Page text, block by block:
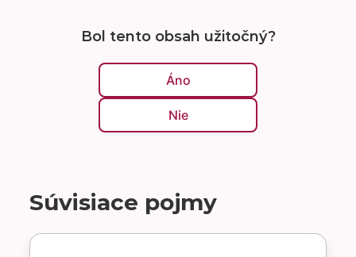
Bol tento obsah užitočný?
Áno
Nie
Súvisiace pojmy